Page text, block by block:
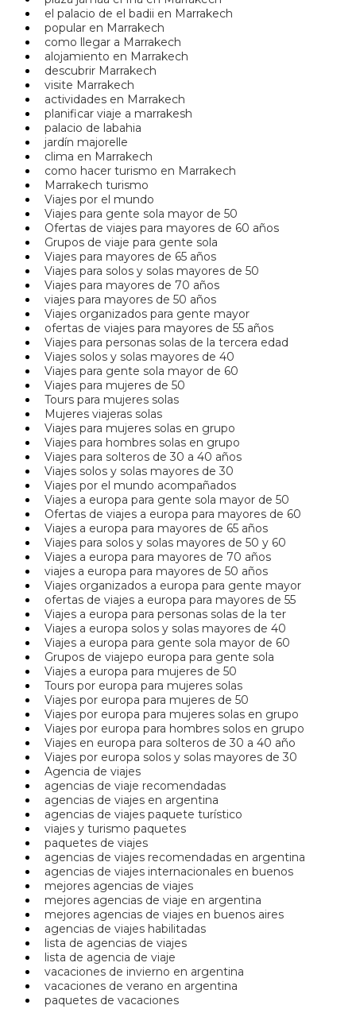
el palacio de el badii en Marrakech
popular en Marrakech
como llegar a Marrakech
alojamiento en Marrakech
descubrir Marrakech
visite Marrakech
actividades en Marrakech
planificar viaje a marrakesh
palacio de labahia
jardín majorelle
clima en Marrakech
como hacer turismo en Marrakech
Marrakech turismo
Viajes por el mundo
Viajes para gente sola mayor de 50
Ofertas de viajes para mayores de 60 años
Grupos de viaje para gente sola
Viajes para mayores de 65 años
Viajes para solos y solas mayores de 50
Viajes para mayores de 70 años
viajes para mayores de 50 años
Viajes organizados para gente mayor
ofertas de viajes para mayores de 55 años
Viajes para personas solas de la tercera edad
Viajes solos y solas mayores de 40
Viajes para gente sola mayor de 60
Viajes para mujeres de 50
Tours para mujeres solas
Mujeres viajeras solas
Viajes para mujeres solas en grupo
Viajes para hombres solas en grupo
Viajes para solteros de 30 a 40 años
Viajes solos y solas mayores de 30
Viajes por el mundo acompañados
Viajes a europa para gente sola mayor de 50
Ofertas de viajes a europa para mayores de 60
Viajes a europa para mayores de 65 años
Viajes para solos y solas mayores de 50 y 60
Viajes a europa para mayores de 70 años
viajes a europa para mayores de 50 años
Viajes organizados a europa para gente mayor
ofertas de viajes a europa para mayores de 55
Viajes a europa para personas solas de la ter
Viajes a europa solos y solas mayores de 40
Viajes a europa para gente sola mayor de 60
Grupos de viajepo europa para gente sola
Viajes a europa para mujeres de 50
Tours por europa para mujeres solas
Viajes por europa para mujeres de 50
Viajes por europa para mujeres solas en grupo
Viajes por europa para hombres solos en grupo
Viajes en europa para solteros de 30 a 40 año
Viajes por europa solos y solas mayores de 30
Agencia de viajes
agencias de viaje recomendadas
agencias de viajes en argentina
agencias de viajes paquete turístico
viajes y turismo paquetes
paquetes de viajes
agencias de viajes recomendadas en argentina
agencias de viajes internacionales en buenos
mejores agencias de viajes
mejores agencias de viaje en argentina
mejores agencias de viajes en buenos aires
agencias de viajes habilitadas
lista de agencias de viajes
lista de agencia de viaje
vacaciones de invierno en argentina
vacaciones de verano en argentina
paquetes de vacaciones